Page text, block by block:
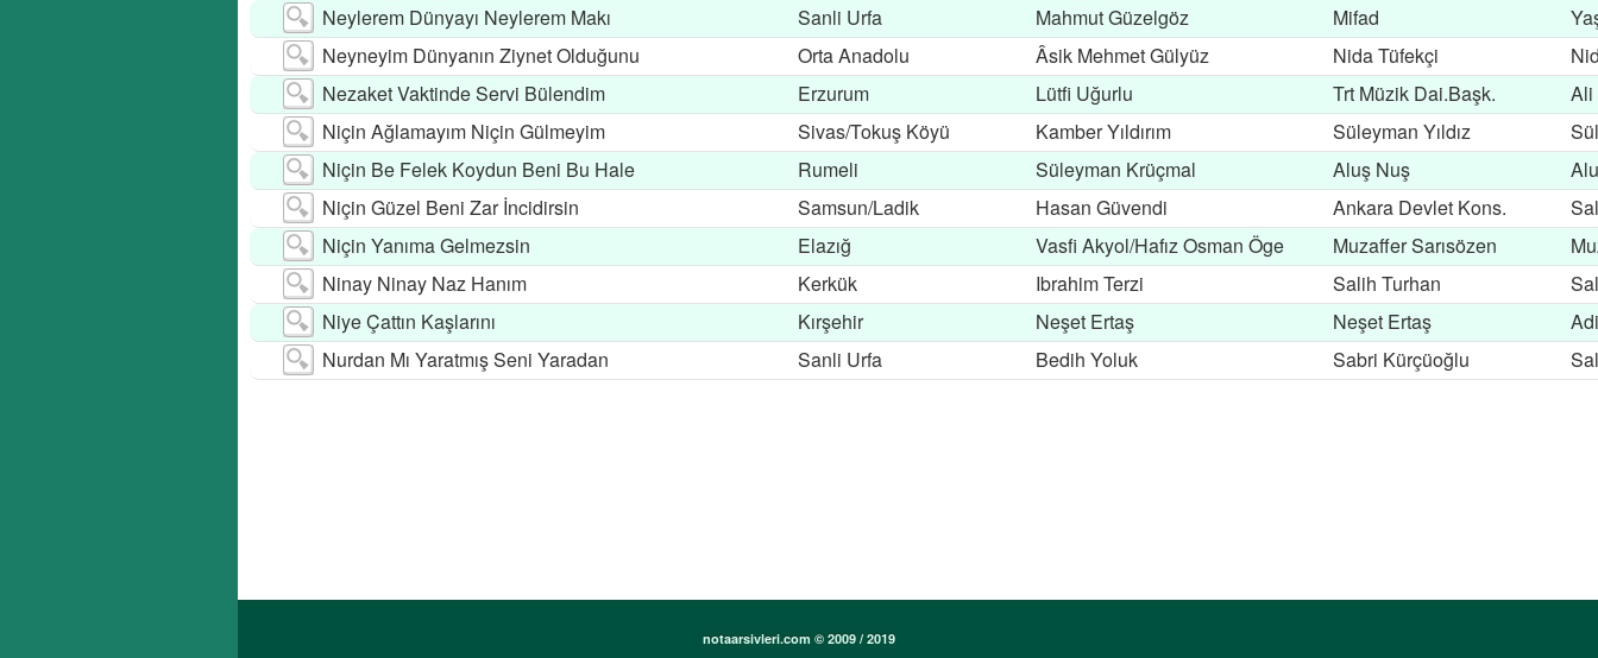
Neylerem Dünyayı Neylerem Makı
Sanli Urfa Mahmut Güzelgöz Mifad
Neyneyim Dünyanın Ziynet Olduğunu
Orta Anadolu Âsik Mehmet Gülyüz Nida Tüfekçi
Nezaket Vaktinde Servi Bülendim
Erzurum Lütfi Uğurlu Trt Müzik Dai.Başk.
Ali
Niçin Ağlamayım Niçin Gülmeyim
Sivas/Tokuş Köyü Kamber Yıldırım Süleyman Yıldız
Niçin Be Felek Koydun Beni Bu Hale
Rumeli Süleyman Krüçmal Aluş Nuş
Niçin Güzel Beni Zar İncidirsin
Samsun/Ladik Hasan Güvendi Ankara Devlet Kons.
Niçin Yanıma Gelmezsin
Elazığ Vasfi Akyol/Hafız Osman Öge Muzaffer Sarısözen
Ninay Ninay Naz Hanım
Kerkük Ibrahim Terzi Salih Turhan
Niye Çattın Kaşlarını
Kırşehir Neşet Ertaş Neşet Ertaş
Nurdan Mı Yaratmış Seni Yaradan
Sanli Urfa Bedih Yoluk Sabri Kürçüoğlu
notaarsivleri.com © 2009 / 2019